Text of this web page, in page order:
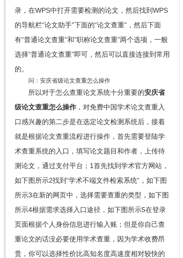
录，在WPS中打开需要检测的论文，然后找到WPS
的导航栏“论文助手”下面的“论文查重”，然后下面
有“普通论文查重”和“职称论文查重”两个选项，一般
选择“普通论文查重”即可，然后可以直接连接到常用
的。
问：安庆省级论文查重怎么操作
所以对于怎么查重论文系统十分重要的安庆省
级论文查重怎么操作，对免费中国学术论文查重入
口感兴趣的第二步是在选定论文检测系统后，接着
就是根据论文查重流程进行操作，首先需要登陆学
术查重系统的入口，填写论文题目和作者，上传待
测论文，通过支付平台；1首先找到学术官方网站，
如下图所示2找到“学术不端文件检索系统“，如下图
所示3在新的网页中，选择需要查重的类型，如下图
所示4根据需求选择入口途径，如下图所示5在登录
页面根据个人身份信息进行输入账；但是你自己查
重论文的话没必要使用学术查重，因为学术收费昂
贵，你可以选择性价比高知名度高速度相对较快的